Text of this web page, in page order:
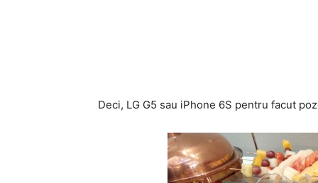
Deci, LG G5 sau iPhone 6S pentru facut